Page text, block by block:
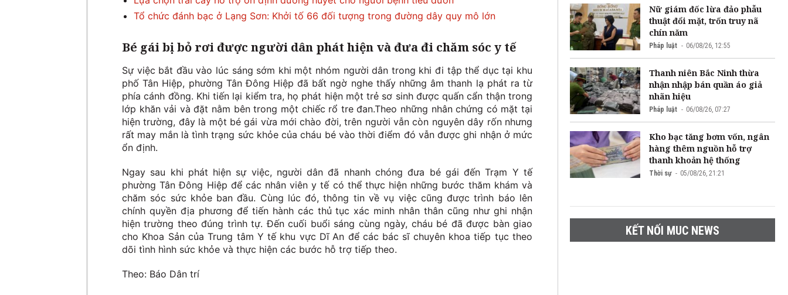
Tổ chức đánh bạc ở Lạng Sơn: Khởi tố 66 đối tượng trong đường dây quy mô lớn
Bé gái bị bỏ rơi được người dân phát hiện và đưa đi chăm sóc y tế
Sự việc bắt đầu vào lúc sáng sớm khi một nhóm người dân trong khi đi tập thể dục tại khu
phố Tân Hiệp, phường Tân Đông Hiệp đã bất ngờ nghe thấy những âm thanh lạ phát ra từ
phía cánh đồng. Khi tiến lại kiểm tra, họ phát hiện một trẻ sơ sinh được quấn cẩn thận trong
lớp khăn vải và đặt nằm bên trong một chiếc rổ tre đan.Theo những nhân chứng có mặt tại
hiện trường, đây là một bé gái vừa mới chào đời, trên người vẫn còn nguyên dây rốn nhưng
rất may mắn là tình trạng sức khỏe của cháu bé vào thời điểm đó vẫn được ghi nhận ở mức
ổn định.
Ngay sau khi phát hiện sự việc, người dân đã nhanh chóng đưa bé gái đến Trạm Y tế
phường Tân Đông Hiệp để các nhân viên y tế có thể thực hiện những bước thăm khám và
chăm sóc sức khỏe ban đầu. Cùng lúc đó, thông tin về vụ việc cũng được trình báo lên
chính quyền địa phương để tiến hành các thủ tục xác minh nhân thân cũng như ghi nhận
hiện trường theo đúng trình tự. Đến cuối buổi sáng cùng ngày, cháu bé đã được bàn giao
cho Khoa Sản của Trung tâm Y tế khu vực Dĩ An để các bác sĩ chuyên khoa tiếp tục theo
dõi tình hình sức khỏe và thực hiện các bước hỗ trợ tiếp theo.
Theo: Báo Dân trí
Nữ giám đốc lừa đảo phẫu
thuật đổi mặt, trốn truy nã
chín năm
Pháp luật 06/08/26, 12:55
Thanh niên Bắc Ninh thừa
nhận nhập bán quần áo giả
nhãn hiệu
Pháp luật 06/08/26, 07:27
Kho bạc tăng bơm vốn, ngân
hàng thêm nguồn hỗ trợ
thanh khoản hệ thống
Thời sự 05/08/26, 21:21
KẾT NỐI MUC NEWS